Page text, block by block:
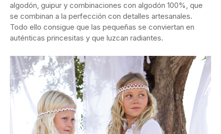
algodón, guipur y combinaciones con algodón 100%, que
se combinan a la perfección con detalles artesanales.
Todo ello consigue que las pequeñas se conviertan en
auténticas princesitas y que luzcan radiantes.